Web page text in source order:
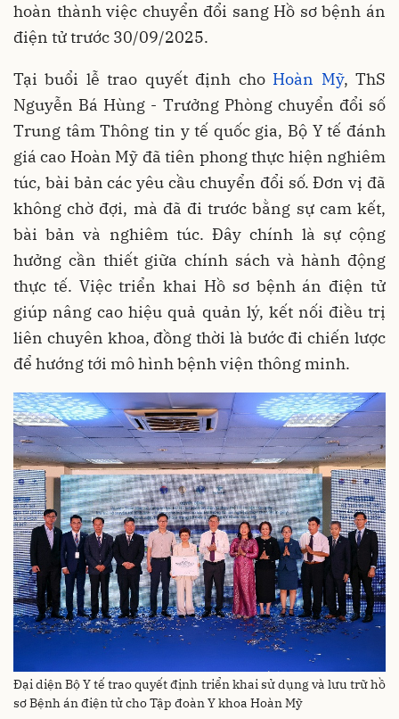
hoàn thành việc chuyển đổi sang Hồ sơ bệnh án
điện tử trước 30/09/2025.
Tại buổi lễ trao quyết định cho Hoàn Mỹ, ThS
Nguyễn Bá Hùng - Trưởng Phòng chuyển đổi số
Trung tâm Thông tin y tế quốc gia, Bộ Y tế đánh
giá cao Hoàn Mỹ đã tiên phong thực hiện nghiêm
túc, bài bản các yêu cầu chuyển đổi số. Đơn vị đã
không chờ đợi, mà đã đi trước bằng sự cam kết,
bài bản và nghiêm túc. Đây chính là sự cộng
hưởng cần thiết giữa chính sách và hành động
thực tế. Việc triển khai Hồ sơ bệnh án điện tử
giúp nâng cao hiệu quả quản lý, kết nối điều trị
liên chuyên khoa, đồng thời là bước đi chiến lược
để hướng tới mô hình bệnh viện thông minh.
Đại diện Bộ Y tế trao quyết định triển khai sử dụng và lưu trữ hồ
sơ Bệnh án điện tử cho Tập đoàn Y khoa Hoàn Mỹ